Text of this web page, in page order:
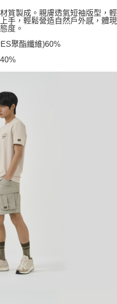
質製成。親膚透氣短袖版型，輕
手，輕鬆營造自然戶外感，體現
度。
聚酯纖維)60%